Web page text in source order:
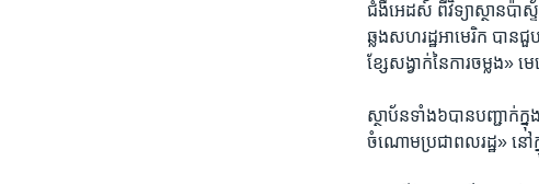
ជំងឺ​អេដស៍ ​ពី​វិទ្យាស្ថាន​ប៉ា
ឆ្លង​សហរដ្ឋ​អាមេរិក ​បា
ខ្សែ​សង្វាក់​នៃ​ការ​ចម្លង»
ស្ថាប័ន​ទាំង​៦បាន​បញ្ជាក់​ក្
ចំណោម​ប្រជាពលរដ្ឋ» ​នៅ​ក្